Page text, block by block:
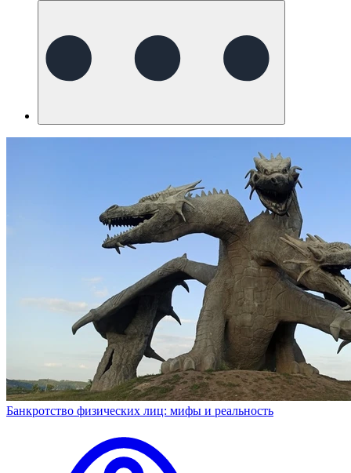
Банкротство физических лиц: мифы и реальность